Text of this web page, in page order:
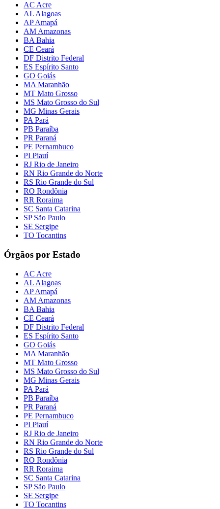
AC Acre
AL Alagoas
AP Amapá
AM Amazonas
BA Bahia
CE Ceará
DF Distrito Federal
ES Espírito Santo
GO Goiás
MA Maranhão
MT Mato Grosso
MS Mato Grosso do Sul
MG Minas Gerais
PA Pará
PB Paraíba
PR Paraná
PE Pernambuco
PI Piauí
RJ Rio de Janeiro
RN Rio Grande do Norte
RS Rio Grande do Sul
RO Rondônia
RR Roraima
SC Santa Catarina
SP São Paulo
SE Sergipe
TO Tocantins
Órgãos por Estado
AC Acre
AL Alagoas
AP Amapá
AM Amazonas
BA Bahia
CE Ceará
DF Distrito Federal
ES Espírito Santo
GO Goiás
MA Maranhão
MT Mato Grosso
MS Mato Grosso do Sul
MG Minas Gerais
PA Pará
PB Paraíba
PR Paraná
PE Pernambuco
PI Piauí
RJ Rio de Janeiro
RN Rio Grande do Norte
RS Rio Grande do Sul
RO Rondônia
RR Roraima
SC Santa Catarina
SP São Paulo
SE Sergipe
TO Tocantins